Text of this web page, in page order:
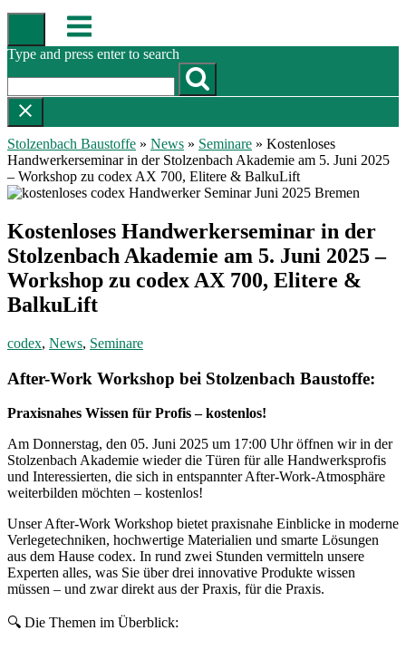
Skip
content
Menu
Type and press enter to search
Stolzenbach Baustoffe » News » Seminare » Kostenloses
Handwerkerseminar in der Stolzenbach Akademie am 5. Juni 2025
– Workshop zu codex AX 700, Elitere & BalkuLift
Kostenloses Handwerkerseminar in der
Stolzenbach Akademie am 5. Juni 2025 –
Workshop zu codex AX 700, Elitere &
BalkuLift
codex, News, Seminare
After-Work Workshop bei Stolzenbach Baustoffe:
Praxisnahes Wissen für Profis – kostenlos!
Am Donnerstag, den 05. Juni 2025 um 17:00 Uhr öffnen wir in der
Stolzenbach Akademie wieder die Türen für alle Handwerksprofis
und Interessierten, die sich in entspannter After-Work-Atmosphäre
weiterbilden möchten – kostenlos!
Unser After-Work Workshop bietet praxisnahe Einblicke in moderne
Verlegetechniken, hochwertige Materialien und smarte Lösungen
aus dem Hause codex. In rund zwei Stunden vermitteln unsere
Experten alles, was Sie über drei innovative Produkte wissen
müssen – und zwar direkt aus der Praxis, für die Praxis.
🔍 Die Themen im Überblick: